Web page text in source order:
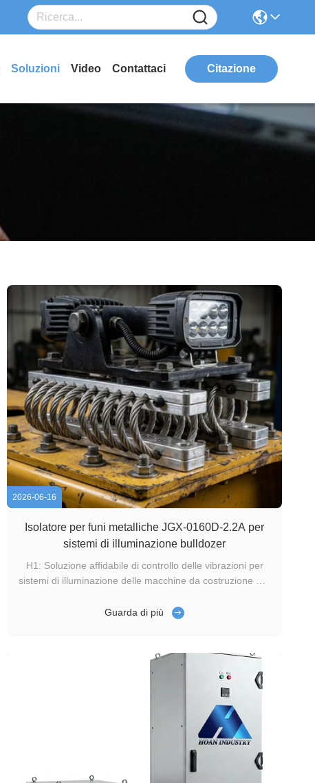
Soluzioni Video Contattaci Citazione
2026-06-16
Isolatore per funi metalliche JGX-0160D-2.2A per
sistemi di illuminazione bulldozer
H1: Soluzione affidabile di controllo delle vibrazioni per
sistemi di illuminazione delle macchine da costruzione Nei
funzionano per lunghi periodi in condizioni di vibrazione
Guarda di più